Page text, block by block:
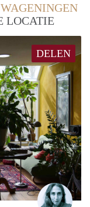
WAGENINGEN
LOCATIE
DELEN